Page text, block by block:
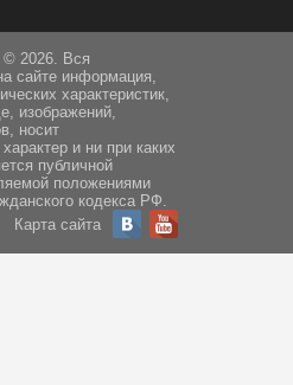
© 2026. Вся
сайте информация,
характеристик,
изображений,
носит
и ни при каких
публичной
положениями
кодекса РФ.
Карта сайта